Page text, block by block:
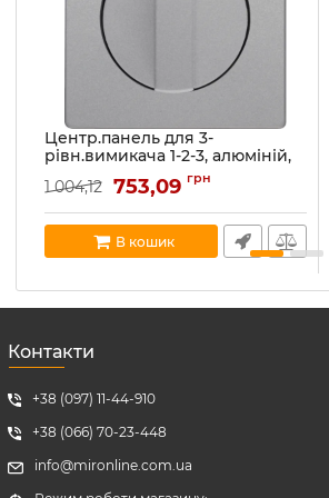
Центр.панель для 3-
рівн.вимикача 1-2-3, алюміній,
Артикул:
1084608400
В наявності:1
1 004,12 753,09 грн
В кошик
Контакти
+38 (097) 11-44-910
+38 (066) 70-23-448
info@mironline.com.ua